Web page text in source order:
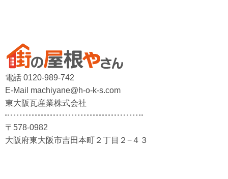
電話 0120-989-742
E-Mail machiyane@h-o-k-s.com
東大阪瓦産業株式会社
〒578-0982
大阪府東大阪市吉田本町２丁目２−４３